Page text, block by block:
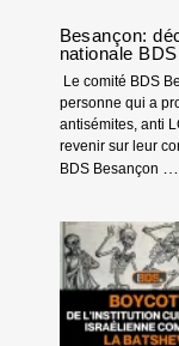
Besançon:
nationale
Le comité BDS
personne qui a
antisémites, anti
revenir sur leur
BDS Besançon